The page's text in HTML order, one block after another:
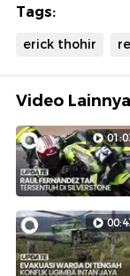
Tags:
erick thohir
Video Lainnya